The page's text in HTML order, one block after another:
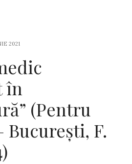
2021
în
(Pentru
București, F.